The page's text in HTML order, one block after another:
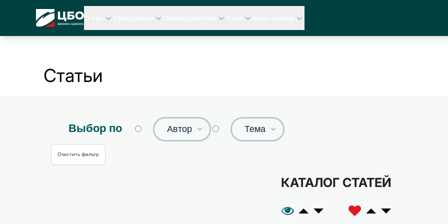
CBO
Статьи
Выбор по Автор Тема
Очистить фильтр
КАТАЛОГ СТАТЕЙ
A C